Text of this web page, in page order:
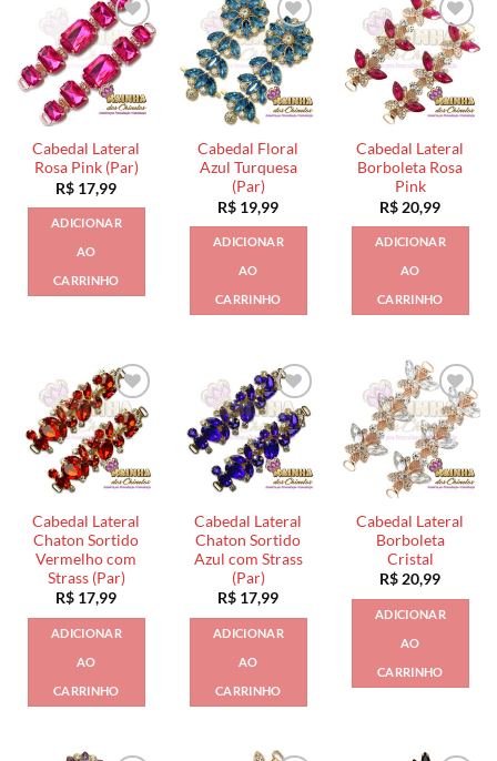
Cabedal Lateral
Rosa Pink (Par)
R$ 17,99
ADICIONAR
AO
CARRINHO
Cabedal Floral
Azul Turquesa
(Par)
R$ 19,99
ADICIONAR
AO
CARRINHO
Cabedal Lateral
Borboleta Rosa
Pink
R$ 20,99
ADICIONAR
AO
CARRINHO
Cabedal Lateral
Chaton Sortido
Vermelho com
Strass (Par)
R$ 17,99
ADICIONAR
AO
CARRINHO
Cabedal Lateral
Chaton Sortido
Azul com Strass
(Par)
R$ 17,99
ADICIONAR
AO
CARRINHO
Cabedal Lateral
Borboleta
Cristal
R$ 20,99
ADICIONAR
AO
CARRINHO